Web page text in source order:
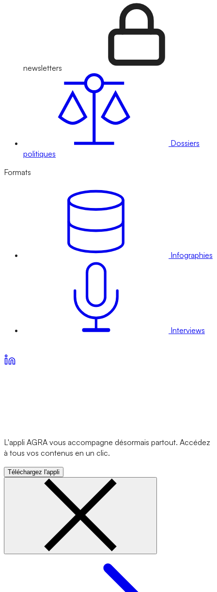
newsletters
Dossiers
politiques
Formats
Infographies
Interviews
L'appli AGRA vous accompagne désormais partout. Accédez
à tous vos contenus en un clic.
Téléchargez l'appli